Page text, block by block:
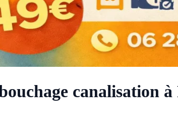
canalisation